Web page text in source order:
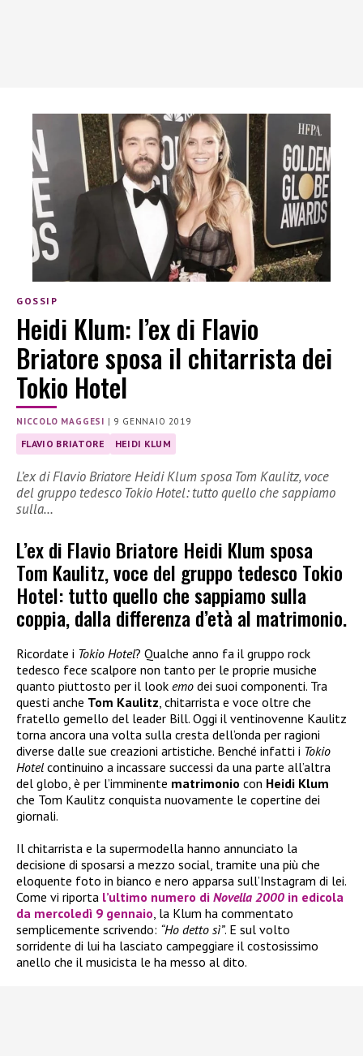
GOSSIP
Heidi Klum: l’ex di Flavio
Briatore sposa il chitarrista dei
Tokio Hotel
NICCOLO MAGGESI | 9 GENNAIO 2019
FLAVIO BRIATORE HEIDI KLUM
L’ex di Flavio Briatore Heidi Klum sposa Tom Kaulitz, voce
del gruppo tedesco Tokio Hotel: tutto quello che sappiamo
sulla…
L’ex di Flavio Briatore Heidi Klum sposa
Tom Kaulitz, voce del gruppo tedesco Tokio
Hotel: tutto quello che sappiamo sulla
coppia, dalla differenza d’età al matrimonio.
Ricordate i Tokio Hotel? Qualche anno fa il gruppo rock
tedesco fece scalpore non tanto per le proprie musiche
quanto piuttosto per il look emo dei suoi componenti. Tra
questi anche Tom Kaulitz, chitarrista e voce oltre che
fratello gemello del leader Bill. Oggi il ventinovenne Kaulitz
torna ancora una volta sulla cresta dell’onda per ragioni
diverse dalle sue creazioni artistiche. Benché infatti i Tokio
Hotel continuino a incassare successi da una parte all’altra
del globo, è per l’imminente matrimonio con Heidi Klum
che Tom Kaulitz conquista nuovamente le copertine dei
giornali.
Il chitarrista e la supermodella hanno annunciato la
decisione di sposarsi a mezzo social, tramite una più che
eloquente foto in bianco e nero apparsa sull’Instagram di lei.
Come vi riporta l’ultimo numero di Novella 2000 in edicola
da mercoledì 9 gennaio, la Klum ha commentato
semplicemente scrivendo: “Ho detto sì”. E sul volto
sorridente di lui ha lasciato campeggiare il costosissimo
anello che il musicista le ha messo al dito.